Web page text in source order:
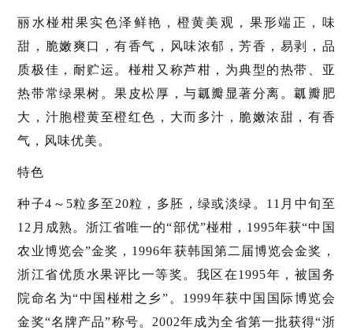
丽水椪柑果实色泽鲜艳，橙黄美观，果形端正，味
甜，脆嫩爽口，有香气，风味浓郁，芳香，易剥，品
质极佳，耐贮运。椪柑又称芦柑，为典型的热带、亚
热带常绿果树。果皮松厚，与瓤瓣显著分离。瓤瓣肥
大，汁胞橙黄至橙红色，大而多汁，脆嫩浓甜，有香
气，风味优美。
特色
种子4～5粒多至20粒，多胚，绿或淡绿。11月中旬至
12月成熟。浙江省唯一的“部优”椪柑，1995年获“中国
农业博览会”金奖，1996年获韩国第二届博览会金奖，
浙江省优质水果评比一等奖。我区在1995年，被国务
院命名为“中国椪柑之乡”。1999年获中国国际博览会
金奖“名牌产品”称号。2002年成为全省第一批获得“浙